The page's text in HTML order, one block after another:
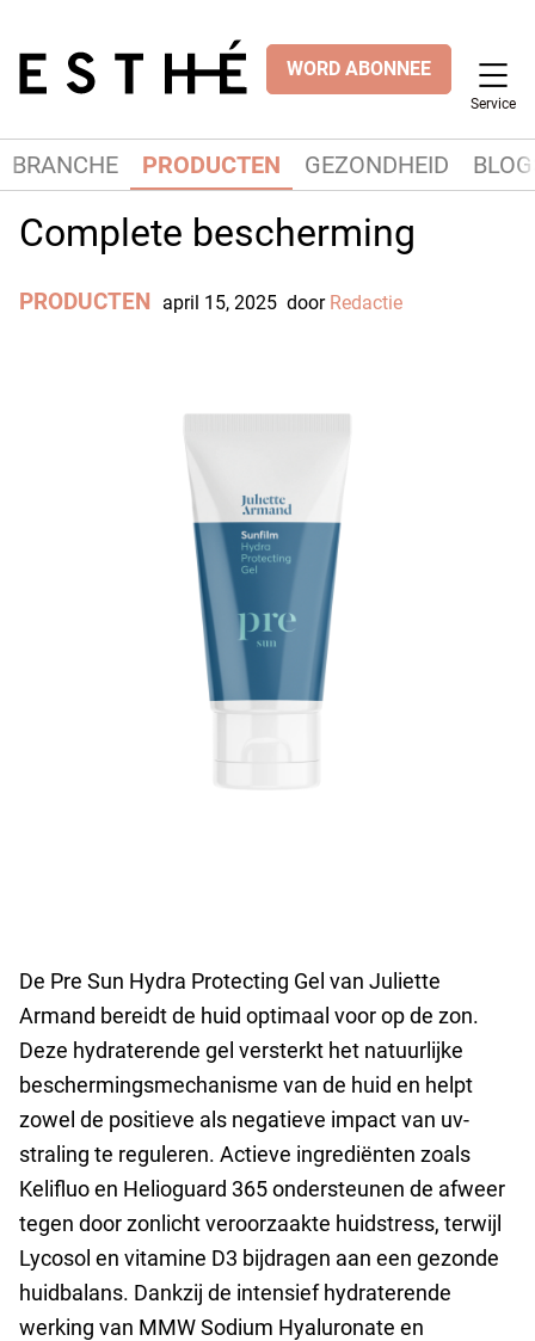
WORD ABONNEE
Service
BRANCHE PRODUCTEN GEZONDHEID
Complete bescherming
PRODUCTEN april 15, 2025 door Redactie
De Pre Sun Hydra Protecting Gel van Juliette
Armand bereidt de huid optimaal voor op de zon.
Deze hydraterende gel versterkt het natuurlijke
beschermingsmechanisme van de huid en helpt
zowel de positieve als negatieve impact van uv-
straling te reguleren. Actieve ingrediënten zoals
Kelifluo en Helioguard 365 ondersteunen de afweer
tegen door zonlicht veroorzaakte huidstress, terwijl
Lycosol en vitamine D3 bijdragen aan een gezonde
huidbalans. Dankzij de intensief hydraterende
werking van MMW Sodium Hyaluronate en